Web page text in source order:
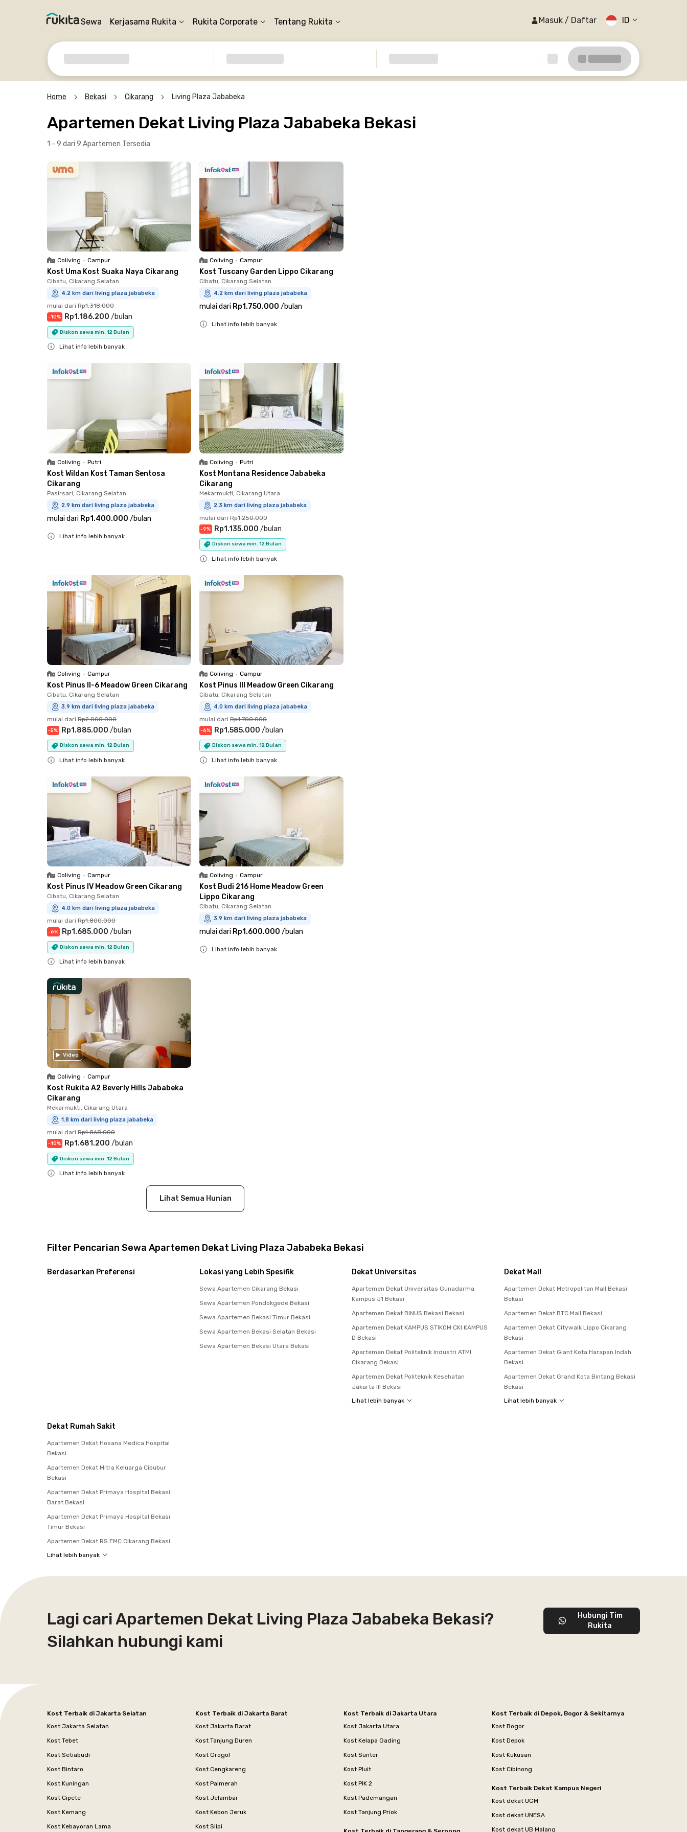
Sewa Kerjasama Rukita Rukita Corporate Tentang Rukita Masuk / Daftar ID
Home Bekasi Cikarang Living Plaza Jababeka
Apartemen Dekat Living Plaza Jababeka Bekasi
1 - 9 dari 9 Apartemen Tersedia
Coliving • Campur
Kost Uma Kost Suaka Naya Cikarang
Cibatu, Cikarang Selatan
4.2 km dari living plaza jababeka
mulai dari Rp1.318.000
-10% Rp1.186.200 /bulan
Diskon sewa min. 12 Bulan
Lihat info lebih banyak
Coliving • Campur
Kost Tuscany Garden Lippo Cikarang
Cibatu, Cikarang Selatan
4.2 km dari living plaza jababeka
mulai dari Rp1.750.000 /bulan
Lihat info lebih banyak
Coliving • Putri
Kost Wildan Kost Taman Sentosa
Cikarang
Pasirsari, Cikarang Selatan
2.9 km dari living plaza jababeka
mulai dari Rp1.400.000 /bulan
Lihat info lebih banyak
Coliving • Putri
Kost Montana Residence Jababeka
Cikarang
Mekarmukti, Cikarang Utara
2.3 km dari living plaza jababeka
mulai dari Rp1.250.000
-9% Rp1.135.000 /bulan
Diskon sewa min. 12 Bulan
Lihat info lebih banyak
Coliving • Campur
Kost Pinus II-6 Meadow Green Cikarang
Cibatu, Cikarang Selatan
3.9 km dari living plaza jababeka
mulai dari Rp2.000.000
-5% Rp1.885.000 /bulan
Diskon sewa min. 12 Bulan
Lihat info lebih banyak
Coliving • Campur
Kost Pinus III Meadow Green Cikarang
Cibatu, Cikarang Selatan
4.0 km dari living plaza jababeka
mulai dari Rp1.700.000
-6% Rp1.585.000 /bulan
Diskon sewa min. 12 Bulan
Lihat info lebih banyak
Coliving • Campur
Kost Pinus IV Meadow Green Cikarang
Cibatu, Cikarang Selatan
4.0 km dari living plaza jababeka
mulai dari Rp1.800.000
-6% Rp1.685.000 /bulan
Diskon sewa min. 12 Bulan
Lihat info lebih banyak
Coliving • Campur
Kost Budi 216 Home Meadow Green
Lippo Cikarang
Cibatu, Cikarang Selatan
3.9 km dari living plaza jababeka
mulai dari Rp1.600.000 /bulan
Lihat info lebih banyak
Video
Coliving • Campur
Kost Rukita A2 Beverly Hills Jababeka
Cikarang
Mekarmukti, Cikarang Utara
1.8 km dari living plaza jababeka
mulai dari Rp1.868.000
-10% Rp1.681.200 /bulan
Diskon sewa min. 12 Bulan
Lihat info lebih banyak
Lihat Semua Hunian
Filter Pencarian Sewa Apartemen Dekat Living Plaza Jababeka Bekasi
Berdasarkan Preferensi Lokasi yang Lebih Spesifik
Sewa Apartemen Cikarang Bekasi
Sewa Apartemen Pondokgede Bekasi
Sewa Apartemen Bekasi Timur Bekasi
Sewa Apartemen Bekasi Selatan Bekasi
Sewa Apartemen Bekasi Utara Bekasi
Dekat Universitas
Apartemen Dekat Universitas Gunadarma
Kampus J1 Bekasi
Apartemen Dekat BINUS Bekasi Bekasi
Apartemen Dekat KAMPUS STIKOM CKI KAMPUS
D Bekasi
Apartemen Dekat Politeknik Industri ATMI
Cikarang Bekasi
Apartemen Dekat Politeknik Kesehatan
Jakarta III Bekasi
Lihat lebih banyak
Dekat Mall
Apartemen Dekat Metropolitan Mall Bekasi
Bekasi
Apartemen Dekat BTC Mall Bekasi
Apartemen Dekat Citywalk Lippo Cikarang
Bekasi
Apartemen Dekat Giant Kota Harapan Indah
Bekasi
Apartemen Dekat Grand Kota Bintang Bekasi
Bekasi
Lihat lebih banyak
Dekat Rumah Sakit
Apartemen Dekat Hosana Medica Hospital
Bekasi
Apartemen Dekat Mitra Keluarga Cibubur
Bekasi
Apartemen Dekat Primaya Hospital Bekasi
Barat Bekasi
Apartemen Dekat Primaya Hospital Bekasi
Timur Bekasi
Apartemen Dekat RS EMC Cikarang Bekasi
Lihat lebih banyak
Lagi cari Apartemen Dekat Living Plaza Jababeka Bekasi?
Silahkan hubungi kami
Hubungi Tim
Rukita
Kost Terbaik di Jakarta Selatan
Kost Jakarta Selatan
Kost Tebet
Kost Setiabudi
Kost Bintaro
Kost Kuningan
Kost Cipete
Kost Kemang
Kost Kebayoran Lama
Kost Terbaik di Jakarta Barat
Kost Jakarta Barat
Kost Tanjung Duren
Kost Grogol
Kost Cengkareng
Kost Palmerah
Kost Jelambar
Kost Kebon Jeruk
Kost Slipi
Kost Terbaik di Jakarta Utara
Kost Jakarta Utara
Kost Kelapa Gading
Kost Sunter
Kost Pluit
Kost PIK 2
Kost Pademangan
Kost Tanjung Priok
Kost Terbaik di Depok, Bogor & Sekitarnya
Kost Bogor
Kost Depok
Kost Kukusan
Kost Cibinong
Kost Terbaik Dekat Kampus Negeri
Kost dekat UGM
Kost dekat UNESA
Kost dekat UB Malang